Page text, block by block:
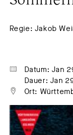
Regie: Jakob
Datum: Jan
Dauer: Jan
Ort: